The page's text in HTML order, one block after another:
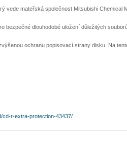
vede mateřská společnost Mitsubishi
bezpečné dlouhodobé uložení důležitých
ochranu popisovací strany disku. Na
cd-r-extra-protection-43437/